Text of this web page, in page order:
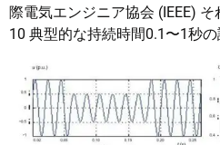
際電気エンジニア協会 (IEEE)
10 典型的な持続時間0.1〜1秒